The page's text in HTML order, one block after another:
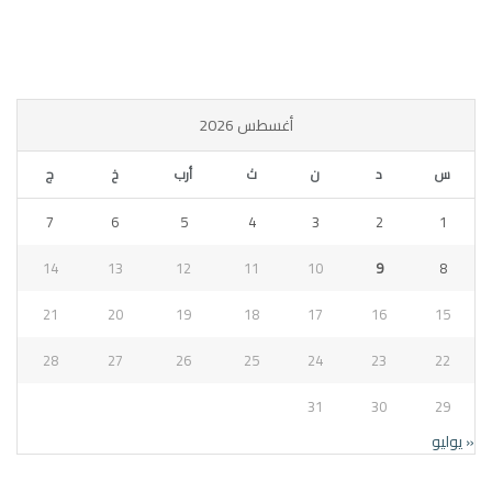
أغسطس 2026
س د ن ث أرب خ ج
1
2
3
4
5
6
7
8
9
10
11
12
13
14
15
16
17
18
19
20
21
22
23
24
25
26
27
28
29
30
31
« يوليو